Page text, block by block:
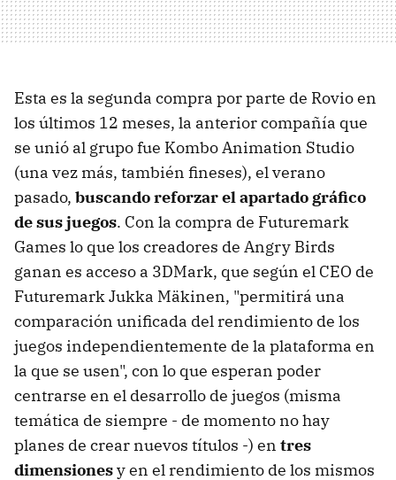
Esta es la segunda compra por parte de Rovio en
los últimos 12 meses, la anterior compañía que
se unió al grupo fue Kombo Animation Studio
(una vez más, también fineses), el verano
pasado, buscando reforzar el apartado gráfico
de sus juegos. Con la compra de Futuremark
Games lo que los creadores de Angry Birds
ganan es acceso a 3DMark, que según el CEO de
Futuremark Jukka Mäkinen, "permitirá una
comparación unificada del rendimiento de los
juegos independientemente de la plataforma en
la que se usen", con lo que esperan poder
centrarse en el desarrollo de juegos (misma
temática de siempre - de momento no hay
planes de crear nuevos títulos -) en tres
dimensionesy en el rendimiento de los mismos